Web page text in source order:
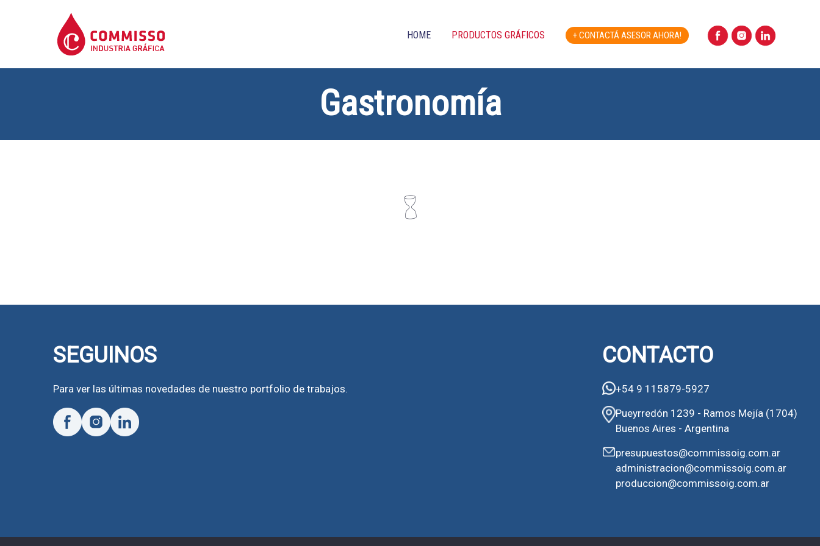
HOME PRODUCTOS GRÁFICOS + CONTACTÁ ASESOR AHORA!
Gastronomía
SEGUINOS
Para ver las últimas novedades de nuestro portfolio de trabajos.
CONTACTO
+54 9 115879-5927
Pueyrredón 1239 - Ramos Mejía (1704)
Buenos Aires - Argentina
presupuestos@commissoig.com.ar
administracion@commissoig.com.ar
produccion@commissoig.com.ar